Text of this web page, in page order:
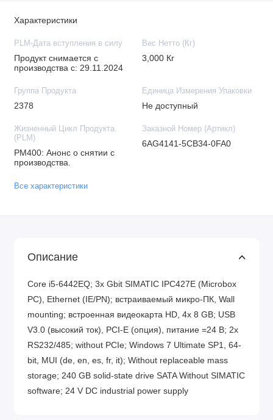
Характеристики
PLM-Дата вступления в силу
Продукт снимается с
производства с: 29.11.2024
Вес Нетто (Кг)
3,000 Кг
Группа Продукта
2378
Единица Измерения Упаковки
Не доступный
Жизненный Цикл Продукта
(PLM)
PM400: Анонс о снятии с
производства.
Заказной Номер (Артикл)
6AG4141-5CB34-0FA0
Все характеристики
Описание
Core i5-6442EQ; 3x Gbit SIMATIC IPC427E (Microbox
PC), Ethernet (IE/PN); встраиваемый микро-ПК, Wall
mounting; встроенная видеокарта HD, 4x 8 GB; USB
V3.0 (высокий ток), PCI-E (опция), питание =24 В; 2x
RS232/485; without PCIe; Windows 7 Ultimate SP1, 64-
bit, MUI (de, en, es, fr, it); Without replaceable mass
storage; 240 GB solid-state drive SATA Without SIMATIC
software; 24 V DC industrial power supply